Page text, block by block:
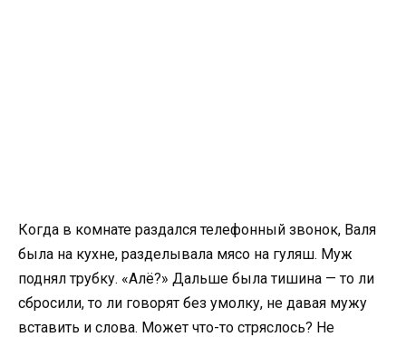
Когда в комнате раздался телефонный звонок, Валя
была на кухне, разделывала мясо на гуляш. Муж
поднял трубку. «Алё?» Дальше была тишина — то ли
сбросили, то ли говорят без умолку, не давая мужу
вставить и слова. Может что-то стряслось? Не